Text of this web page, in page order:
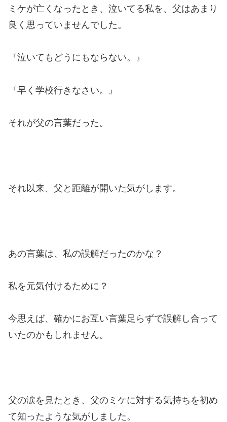
ミケが亡くなったとき、泣いてる私を、父はあまり
良く思っていませんでした。
『泣いてもどうにもならない。』
『早く学校行きなさい。』
それが父の言葉だった。
それ以来、父と距離が開いた気がします。
あの言葉は、私の誤解だったのかな？
私を元気付けるために？
今思えば、確かにお互い言葉足らずで誤解し合って
いたのかもしれません。
父の涙を見たとき、父のミケに対する気持ちを初め
て知ったような気がしました。